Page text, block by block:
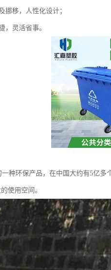
挪移，人性化设计；
，灵活省事。
种环保产品，在中国大约有5亿
使用空间。